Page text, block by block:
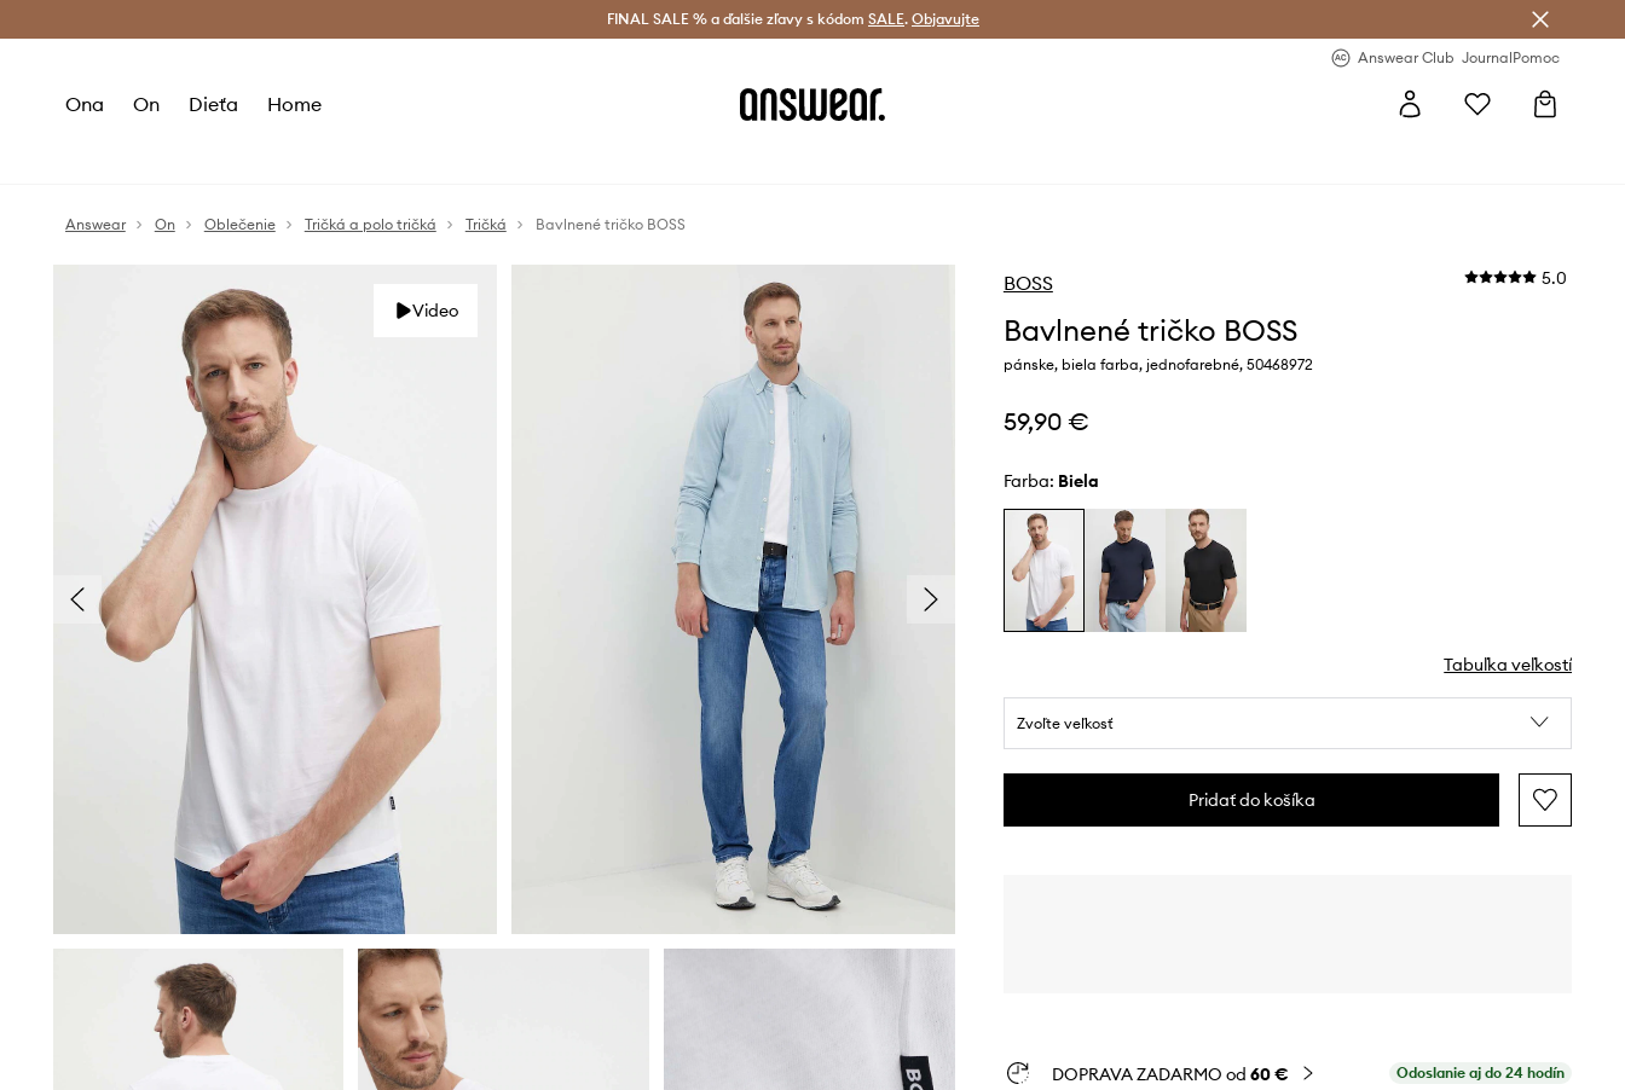
Bezplatná doprava od 60 € > Doručenie aj do 24 h >
FINAL SALE % a ďalšie zľavy s kódom SALE. Objavujte
Answear Club JournalPomoc
Ona On Dieťa Home
Answear On Oblečenie Tričká a polo tričká Tričká Bavlnené tričko BOSS
Video
BOSS 5.0
Bavlnené tričko BOSS
pánske, biela farba, jednofarebné, 50468972
59,90 €
Farba: biela
Tabuľka veľkostí
Zvoľte veľkosť
Pridať do košíka
DOPRAVA ZADARMO od 60 € Odoslanie aj do 24 hodín